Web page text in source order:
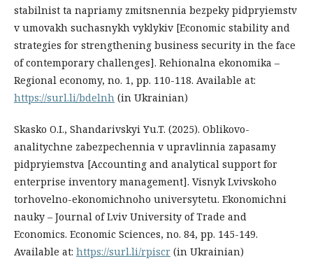
stabilnist ta napriamy zmitsnennia bezpeky pidpryiemstv
v umovakh suchasnykh vyklykiv [Economic stability and
strategies for strengthening business security in the face
of contemporary challenges]. Rehionalna ekonomika –
Regional economy, no. 1, рр. 110-118. Available at:
https://surl.li/bdelnh (in Ukrainian)
Skasko O.I., Shandarivskyi Yu.T. (2025). Oblikovo-
analitychne zabezpechennia v upravlinnia zapasamy
pidpryiemstva [Accounting and analytical support for
enterprise inventory management]. Visnyk Lvivskoho
torhovelno-ekonomichnoho universytetu. Ekonomichni
nauky – Journal of Lviv University of Trade and
Economics. Economic Sciences, no. 84, рр. 145-149.
Available at: https://surl.li/rpiscr (in Ukrainian)